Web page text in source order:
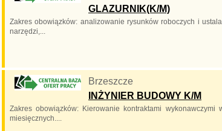
GLAZURNIK(K/M)
Zakres obowiązków: analizowanie rysunków roboczych i
narzędzi,...
Brzeszcze
INŻYNIER BUDOWY K/M
Zakres obowiązków: Kierowanie kontraktami
miesięcznych....